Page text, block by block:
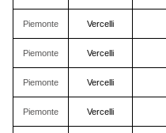
Piemonte Vercelli
Piemonte Vercelli
Piemonte Vercelli
Piemonte Vercelli